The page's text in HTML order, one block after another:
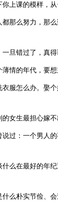
你上课的模样，
都那么努力，那
旦错过了，真
情的年代，要
衣服怎么办。娶
女生最担心嫁
说过：一个男人
么在最好的年
么朴实节俭、